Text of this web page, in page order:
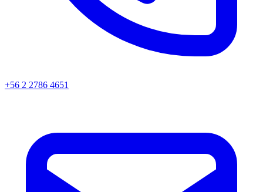
+56 2 2786 4651